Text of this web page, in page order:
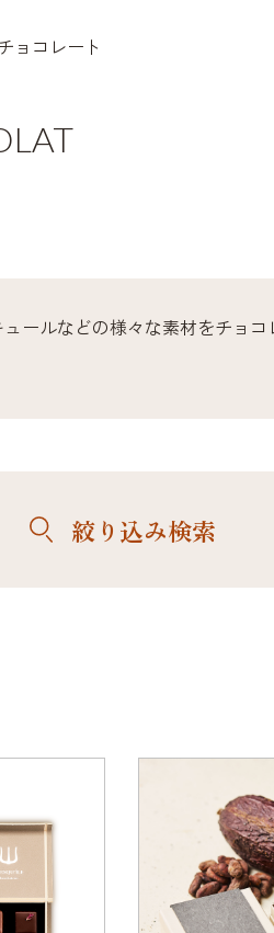
ョコレート
ールなどの様々な素材をチョ
絞り込み検索